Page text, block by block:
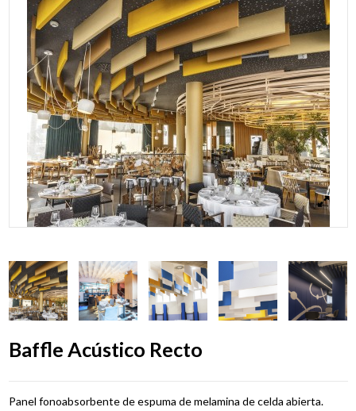
Baffle Acústico Recto
Panel fonoabsorbente de espuma de melamina de celda abierta.